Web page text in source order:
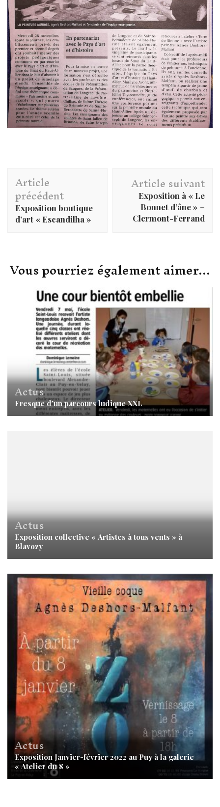
Navigation
d'article
Article
précédent
Exposition boutique
d’art « Escandilha »
Article suivant
Exposition à « Le
Bonnet d’âne » –
Clermont-Ferrand
Vous pourriez également aimer...
Actus
Fresque d’un parcours ludique XXL
Actus
Exposition collective « Artistes à tous vents » à
Blavozy
Actus
Exposition Janvier-février 2022 au Puy à la galerie
« Atelier du 8 »